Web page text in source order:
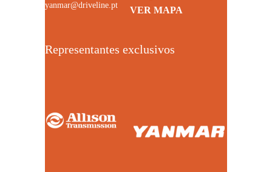
yanmar@driveline.pt
VER MAPA
Representantes exclusivos